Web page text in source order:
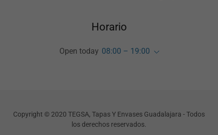
Horario
Open today 08:00 – 19:00
Copyright © 2020 TEGSA, Tapas Y Envases Guadalajara - Todos
los derechos reservados.